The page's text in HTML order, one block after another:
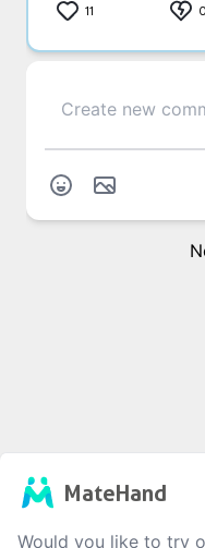
11 0
MateHand
Would you like to try